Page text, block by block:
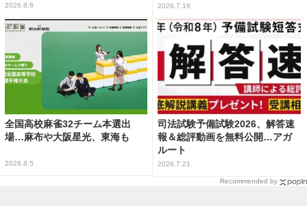
2026.8.6 2026.7.16
全国高校麻雀32チーム本選出
場…麻布や大阪星光、東海も
2026.8.5
司法試験予備試験2026、解答速
報＆総評動画を無料公開…アガ
ルート
2026.7.21
Recommended by